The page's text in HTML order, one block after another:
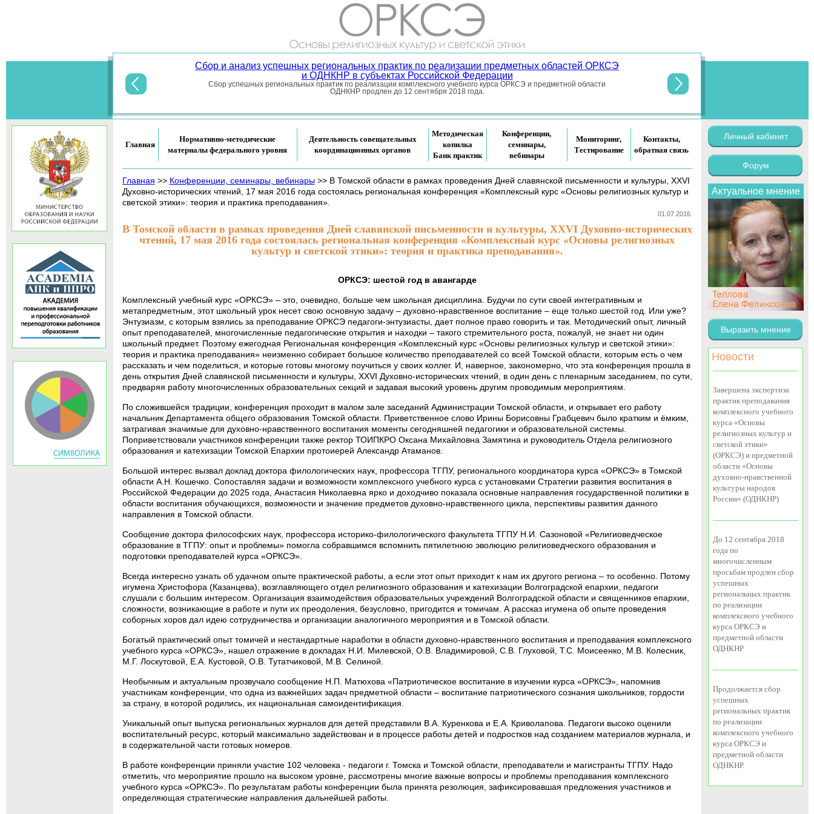
Сбор и анализ успешных региональных практик по реализации предметных областей ОРКСЭ
и ОДНКНР в субъектах Российской Федерации
Сбор успешных региональных практик по реализации комплексного учебного курса ОРКСЭ и предметной области
ОДНКНР продлен до 12 сентября 2018 года.
Главная
Нормативно-методические
материалы федерального уровня
Деятельность совещательных
координационных органов
Методическая
копилка
Банк практик
Конференции,
семинары,
вебинары
Мониторинг,
Тестирование
Контакты,
обратная связь
Главная >> Конференции, семинары, вебинары>> В Томской области в рамках проведения Дней славянской письменности и культуры, XXVI
Духовно-исторических чтений, 17 мая 2016 года состоялась региональная конференция «Комплексный курс «Основы религиозных культур и
светской этики»: теория и практика преподавания».
В Томской области в рамках проведения Дней славянской письменности и культуры, XXVI Духовно-исторических
чтений, 17 мая 2016 года состоялась региональная конференция «Комплексный курс «Основы религиозных
культур и светской этики»: теория и практика преподавания».
01.07.2016.
ОРКСЭ: шестой год в авангарде
Комплексный учебный курс «ОРКСЭ» – это, очевидно, больше чем школьная дисциплина. Будучи по сути своей интегративным и
метапредметным, этот школьный урок несет свою основную задачу – духовно-нравственное воспитание – еще только шестой год. Или уже?
Энтузиазм, с которым взялись за преподавание ОРКСЭ педагоги-энтузиасты, дает полное право говорить и так. Методический опыт, личный
опыт преподавателей, многочисленные педагогические открытия и находки – такого стремительного роста, пожалуй, не знает ни один
школьный предмет. Поэтому ежегодная Региональная конференция «Комплексный курс «Основы религиозных культур и светской этики»:
теория и практика преподавания» неизменно собирает большое количество преподавателей со всей Томской области, которым есть о чем
рассказать и чем поделиться, и которые готовы многому поучиться у своих коллег. И, наверное, закономерно, что эта конференция прошла в
день открытия Дней славянской письменности и культуры, XXVI Духовно-исторических чтений, в один день с пленарным заседанием, по сути,
предваряя работу многочисленных образовательных секций и задавая высокий уровень другим проводимым мероприятиям.
По сложившейся традиции, конференция проходит в малом зале заседаний Администрации Томской области, и открывает его работу
начальник Департамента общего образования Томской области. Приветственное слово Ирины Борисовны Грабцевич было кратким и ёмким,
затрагивая значимые для духовно-нравственного воспитания моменты сегодняшней педагогики и образовательной системы.
Поприветствовали участников конференции также ректор ТОИПКРО Оксана Михайловна Замятина и руководитель Отдела религиозного
образования и катехизации Томской Епархии протоиерей Александр Атаманов.
Большой интерес вызвал доклад доктора филологических наук, профессора ТГПУ, регионального координатора курса «ОРКСЭ» в Томской
области А.Н. Кошечко. Сопоставляя задачи и возможности комплексного учебного курса с установками Стратегии развития воспитания в
Российской Федерации до 2025 года, Анастасия Николаевна ярко и доходчиво показала основные направления государственной политики в
области воспитания обучающихся, возможности и значение предметов духовно-нравственного цикла, перспективы развития данного
направления в Томской области.
Сообщение доктора философских наук, профессора историко-филологического факультета ТГПУ Н.И. Сазоновой «Религиоведческое
образование в ТГПУ: опыт и проблемы» помогла собравшимся вспомнить пятилетнюю эволюцию религиоведческого образования и
подготовки преподавателей курса «ОРКСЭ».
Всегда интересно узнать об удачном опыте практической работы, а если этот опыт приходит к нам их другого региона – то особенно. Потому
игумена Христофора (Казанцева), возглавляющего отдел религиозного образования и катехизации Волгоградской епархии, педагоги
слушали с большим интересом. Организация взаимодействия образовательных учреждений Волгоградской области и священников епархии,
сложности, возникающие в работе и пути их преодоления, безусловно, пригодится и томичам. А рассказ игумена об опыте проведения
соборных хоров дал идею сотрудничества и организации аналогичного мероприятия и в Томской области.
Богатый практический опыт томичей и нестандартные наработки в области духовно-нравственного воспитания и преподавания комплексного
учебного курса «ОРКСЭ», нашел отражение в докладах Н.И. Милевской, О.В. Владимировой, С.В. Глуховой, Т.С. Моисеенко, М.В. Колесник,
М.Г. Лоскутовой, Е.А. Кустовой, О.В. Тутатчиковой, М.В. Селиной.
Необычным и актуальным прозвучало сообщение Н.П. Матюхова «Патриотическое воспитание в изучении курса «ОРКСЭ», напомнив
участникам конференции, что одна из важнейших задач предметной области – воспитание патриотического сознания школьников, гордости
за страну, в которой родились, их национальная самоидентификация.
Уникальный опыт выпуска региональных журналов для детей представили В.А. Куренкова и Е.А. Криволапова. Педагоги высоко оценили
воспитательный ресурс, который максимально задействован и в процессе работы детей и подростков над созданием материалов журнала, и
в содержательной части готовых номеров.
В работе конференции приняли участие 102 человека - педагоги г. Томска и Томской области, преподаватели и магистранты ТГПУ. Надо
отметить, что мероприятие прошло на высоком уровне, рассмотрены многие важные вопросы и проблемы преподавания комплексного
учебного курса «ОРКСЭ». По результатам работы конференции была принята резолюция, зафиксировавшая предложения участников и
определяющая стратегические направления дальнейшей работы.
Личный кабинет
Форум
Актуальное мнение
Выразить мнение
Новости
Завершена экспертиза
практик преподавания
комплексного учебного
курса «Основы
религиозных культур и
светской этики»
(ОРКСЭ) и предметной
области «Основы
духовно-нравственной
культуры народов
России» (ОДНКНР)
До 12 сентября 2018
года по
многочисленным
просьбам продлен сбор
успешных
региональных практик
по реализации
комплексного учебного
курса ОРКСЭ и
предметной области
ОДНКНР
Продолжается сбор
успешных
региональных практик
по реализации
комплексного учебного
курса ОРКСЭ и
предметной области
ОДНКНР.